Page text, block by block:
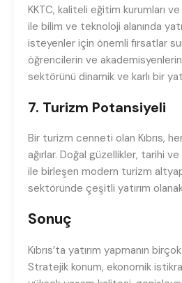
KKTC, kaliteli eğitim kurumları
ile bilim ve teknoloji alanında
isteyenler için önemli fırsatlar
öğrencilerin ve
sektörünü dinamik ve karlı bir
7. Turizm Potansiyeli
Bir turizm cenneti olan Kıbrıs,
ağırlar. Doğal güzellikler, tarihi
ile birleşen modern turizm
sektöründe çeşitli yatırım
Sonuç
Kıbrıs’ta yatırım yapmanın
Stratejik konum, ekonomik